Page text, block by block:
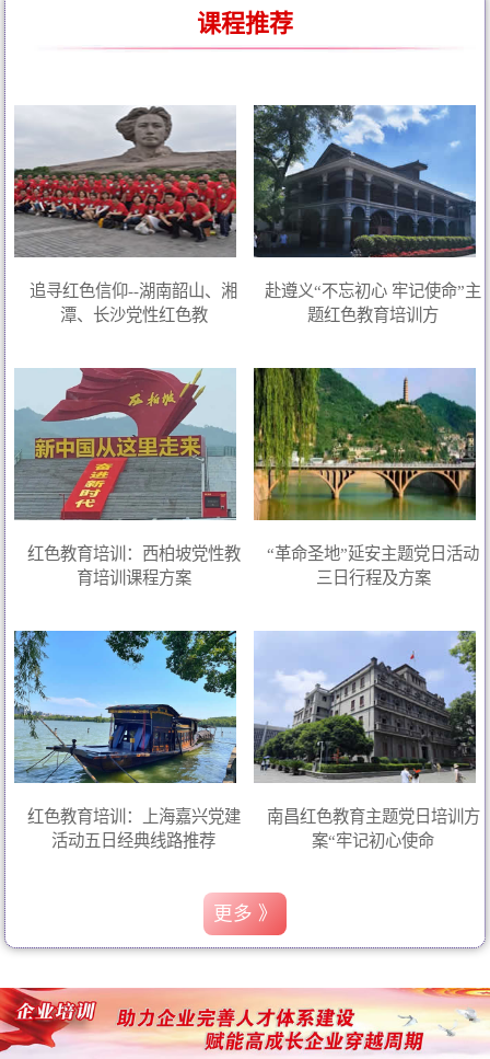
课程推荐
追寻红色信仰--湖南韶山、湘
潭、长沙党性红色教
赴遵义“不忘初心 牢记使命”主
题红色教育培训方
红色教育培训：西柏坡党性教
育培训课程方案
“革命圣地”延安主题党日活动
三日行程及方案
红色教育培训：上海嘉兴党建
活动五日经典线路推荐
南昌红色教育主题党日培训方
案“牢记初心使命
更多 》